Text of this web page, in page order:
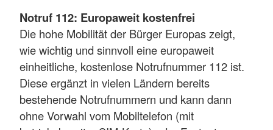
Notruf 112: Europaweit kostenfrei
Die hohe Mobilität der Bürger Europas zeigt,
wie wichtig und sinnvoll eine europaweit
einheitliche, kostenlose Notrufnummer 112 ist.
Diese ergänzt in vielen Ländern bereits
bestehende Notrufnummern und kann dann
ohne Vorwahl vom Mobiltelefon (mit